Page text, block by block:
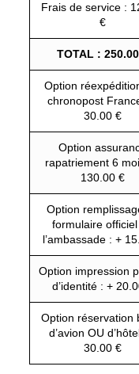
Frais de service :
€
TOTAL :
Option
chronopost
30.00 €
Option
rapatriement 6
130.00 €
Option
formulaire
l’ambassade : +
Option impression
d’identité : +
Option réservation
d’avion OU
30.00 €